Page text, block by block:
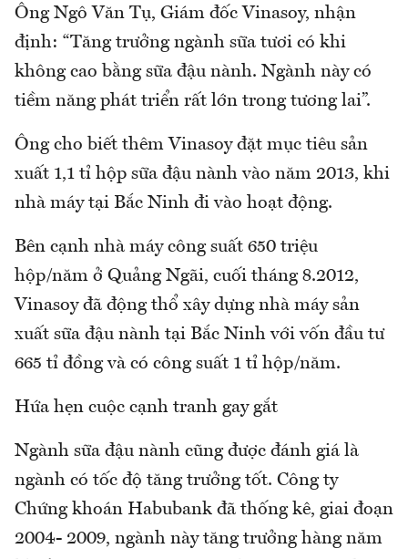
Ông Ngô Văn Tụ, Giám đốc Vinasoy, nhận
định: “Tăng trưởng ngành sữa tươi có khi
không cao bằng sữa đậu nành. Ngành này có
tiềm năng phát triển rất lớn trong tương lai”.
Ông cho biết thêm Vinasoy đặt mục tiêu sản
xuất 1,1 tỉ hộp sữa đậu nành vào năm 2013, khi
nhà máy tại Bắc Ninh đi vào hoạt động.
Bên cạnh nhà máy công suất 650 triệu
hộp/năm ở Quảng Ngãi, cuối tháng 8.2012,
Vinasoy đã động thổ xây dựng nhà máy sản
xuất sữa đậu nành tại Bắc Ninh với vốn đầu tư
665 tỉ đồng và có công suất 1 tỉ hộp/năm.
Hứa hẹn cuộc cạnh tranh gay gắt
Ngành sữa đậu nành cũng được đánh giá là
ngành có tốc độ tăng trưởng tốt. Công ty
Chứng khoán Habubank đã thống kê, giai đoạn
2004- 2009, ngành này tăng trưởng hàng năm